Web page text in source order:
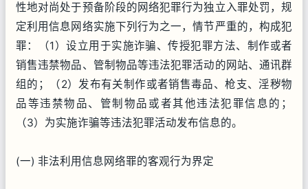
性地对尚处于预备阶段的网络犯罪行为独立入罪处罚，规
定利用信息网络实施下列行为之一，情节严重的，构成犯
罪：（1）设立用于实施诈骗、传授犯罪方法、制作或者
销售违禁物品、管制物品等违法犯罪活动的网站、通讯群
组的；（2）发布有关制作或者销售毒品、枪支、淫秽物
品等违禁物品、管制物品或者其他违法犯罪信息的；
（3）为实施诈骗等违法犯罪活动发布信息的。
(一) 非法利用信息网络罪的客观行为界定